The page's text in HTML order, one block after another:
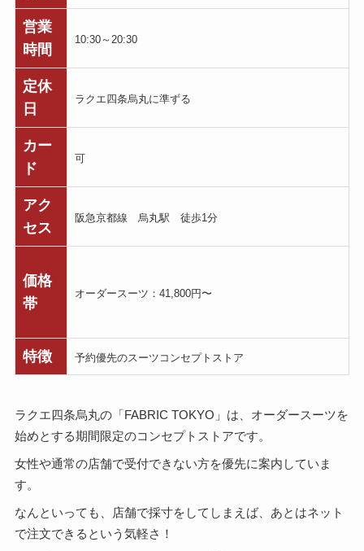
営業
時間
10:30～20:30
定休
日
ラクエ四条烏丸に準ずる
カー
ド
可
アク
セス
阪急京都線 烏丸駅 徒歩1分
価格
帯
オーダースーツ：41,800円〜
特徴 予約優先のスーツコンセプトストア
ラクエ四条烏丸の「FABRIC TOKYO」は、オーダースーツを
始めとする期間限定のコンセプトストアです。
女性や通常の店舗で受付できない方を優先に案内していま
す。
なんといっても、店舗で採寸をしてしまえば、あとはネット
で注文できるという気軽さ！